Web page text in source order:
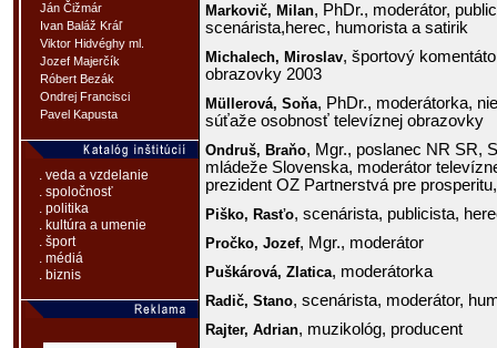
Ján Čižmár
Ivan Baláž Kráľ
Viktor Hidvéghy ml.
Jozef Majerčík
Róbert Bezák
Ondrej Francisci
Pavel Kapusta
. veda a vzdelanie
. spoločnosť
. politika
. kultúra a umenie
. šport
. médiá
. biznis
Markovič, Milan, PhDr., moderátor,
scenárista,herec, humorista a satirik
Michalech, Miroslav, športový
obrazovky 2003
Müllerová, Soňa, PhDr., moderátorka,
súťaže osobnosť televíznej obrazovky
Ondruš, Braňo, Mgr., poslanec NR SR,
mládeže Slovenska, moderátor
prezident OZ Partnerstvá pre
Piško, Rasťo, scenárista, publicista,
Pročko, Jozef, Mgr., moderátor
Puškárová, Zlatica, moderátorka
Radič, Stano, scenárista, moderátor,
Rajter, Adrian, muzikológ, producent